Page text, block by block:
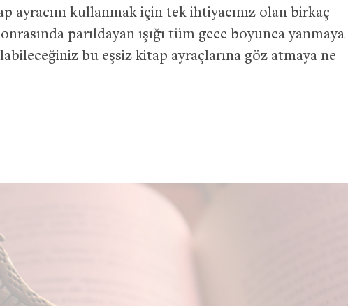
ayracını kullanmak için tek ihtiyacınız olan birkaç
parıldayan ışığı tüm gece boyunca yanmaya
bu eşsiz kitap ayraçlarına göz atmaya ne